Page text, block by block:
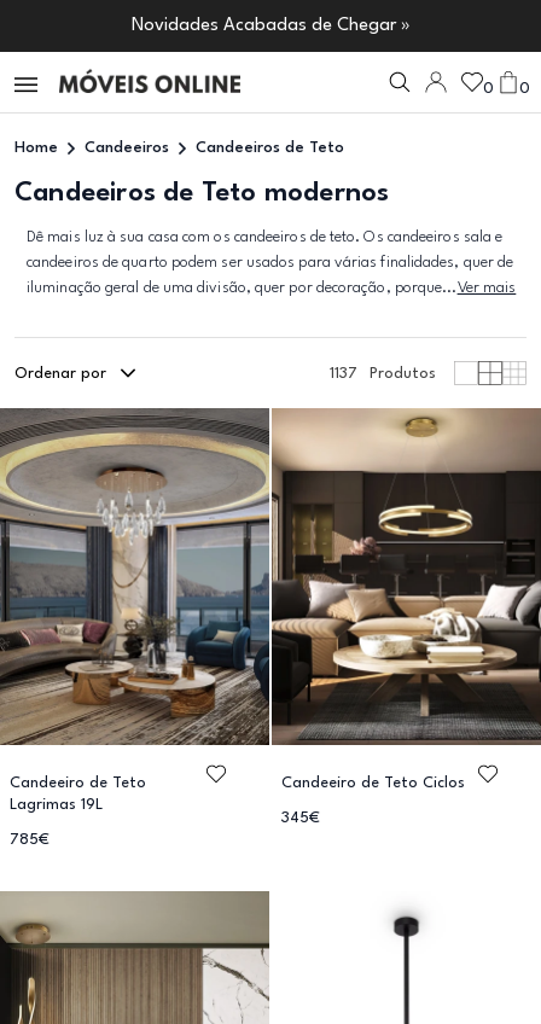
Novidades Acabadas de Chegar »
0 0
Home Candeeiros Candeeiros de Teto
Candeeiros de Teto modernos
Dê mais luz à sua casa com os candeeiros de teto. Os candeeiros sala e
candeeiros de quarto podem ser usados para várias finalidades, quer de
iluminação geral de uma divisão, quer por decoração, porque...Ver mais
Ordenar por 1137 Produtos
Candeeiro de Teto
Lagrimas 19L
785€
Candeeiro de Teto Ciclos
345€